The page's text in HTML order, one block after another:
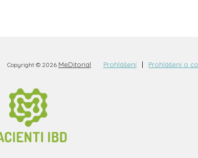
Copyright © 2026 MeDitorial Prohlášení Prohlášení o